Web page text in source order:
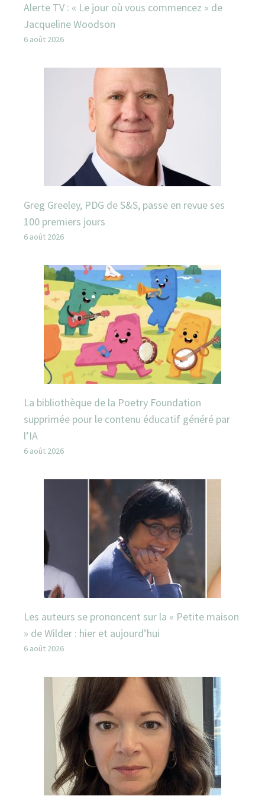
Alerte TV : « Le jour où vous commencez » de
Jacqueline Woodson
6 août 2026
Greg Greeley, PDG de S&S, passe en revue ses
100 premiers jours
6 août 2026
La bibliothèque de la Poetry Foundation
supprimée pour le contenu éducatif généré par
l’IA
6 août 2026
Les auteurs se prononcent sur la « Petite maison
» de Wilder : hier et aujourd’hui
6 août 2026